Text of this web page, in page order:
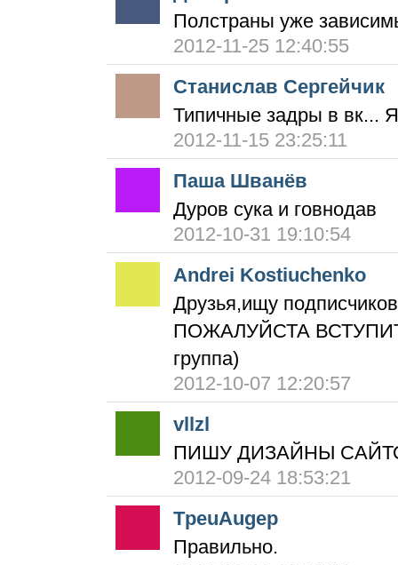
Полстраны уже
2012-11-25 12:40:55
Станислав Сергейчик
Типичные задры в вк...
2012-11-15 23:25:11
Паша Шванёв
Дуров сука и говнодав
2012-10-31 19:10:54
Andrei Kostiuchenko
Друзья,ищу
ПОЖАЛУЙСТА
группа)
2012-10-07 12:20:57
vllzl
ПИШУ ДИЗАЙНЫ
2012-09-24 18:53:21
TpeuAugep
Правильно.